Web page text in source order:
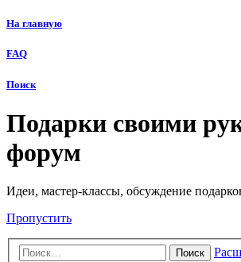
На главную
FAQ
Поиск
Подарки своими
форум
Идеи, мастер-классы, обсуждение
Пропустить
Поиск